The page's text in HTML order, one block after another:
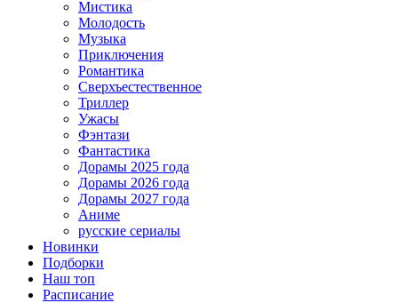
Мистика
Молодость
Музыка
Приключения
Романтика
Сверхъестественное
Триллер
Ужасы
Фэнтази
Фантастика
Дорамы 2025 года
Дорамы 2026 года
Дорамы 2027 года
Аниме
русские сериалы
Новинки
Подборки
Наш топ
Расписание